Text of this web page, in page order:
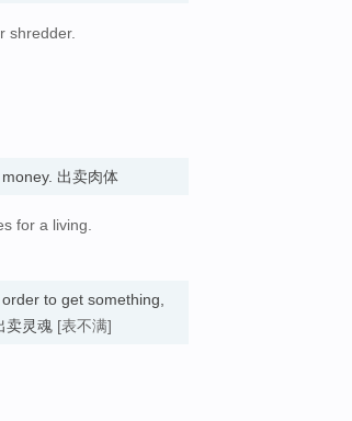
shredder.
出卖肉体
for a living.
order to get something,
卖灵魂 [表不满]